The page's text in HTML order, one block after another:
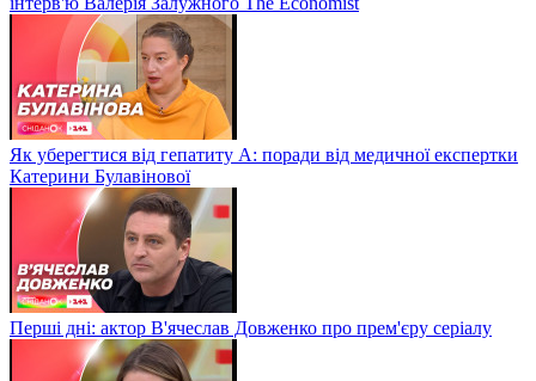
Як уберегтися від гепатиту А: поради від медичної експертки
Катерини Булавінової
Перші дні: актор В'ячеслав Довженко про прем'єру серіалу